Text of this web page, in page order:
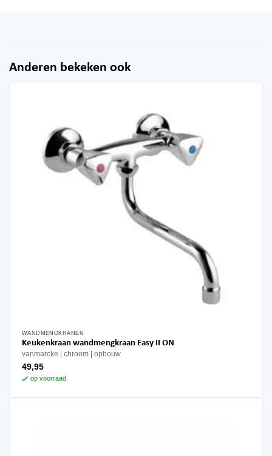
Anderen bekeken ook
WANDMENGKRANEN
Keukenkraan wandmengkraan Easy II ON
vanmarcke chroom opbouw
49,95
op voorraad